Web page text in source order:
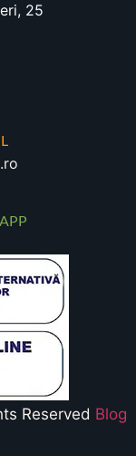
25
Reserved Blog